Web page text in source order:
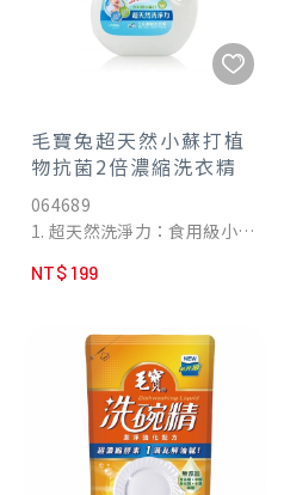
毛寶兔超天然小蘇打植
物抗菌2倍濃縮洗衣精
064689
1. 超天然洗淨力：食用級小蘇
2. 草本抗菌，經SGS檢驗，抑
3. 2倍濃縮，用量精簡，一瓶
NT$ 199